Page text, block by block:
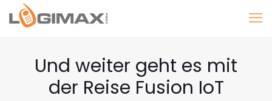
Und weiter geht es mit
der Reise Fusion IoT